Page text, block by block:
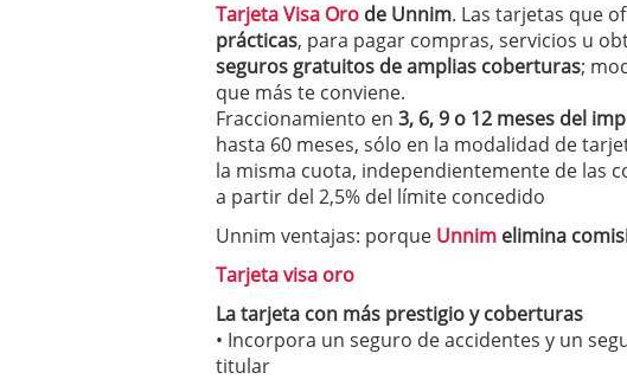
Ford y GM consiguen licencia
financieros ligados al sector
¿Por qué el ahorro precautorio
Los bancos tradicionales
presión de los neobancos 12/01/
Depósitos al 4 % siguen vigentes
condiciones pedir? 09/01/2026
Tarjeta Visa Oro de Unnim. Las tarjetas que
prácticas, para pagar compras, servicios u
seguros gratuitos de amplias coberturas;
que más te conviene.
Fraccionamiento en 3, 6, 9 o 12 meses del
hasta 60 meses, sólo en la modalidad de
la misma cuota, independientemente de las
a partir del 2,5% del límite concedido
Unnim ventajas: porque Unnim elimina
Tarjeta visa oro
La tarjeta con más prestigio y coberturas
• Incorpora un seguro de accidentes y un
titular